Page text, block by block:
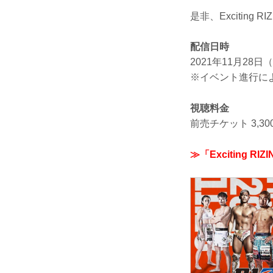
是非、Exciting
配信日時
2021年11月28日
※イベント進行に
視聴料金
前売チケット
≫「Exciting